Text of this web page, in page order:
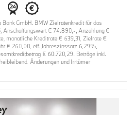
GmbH. BMW Zielratenkredit für das
Anschaffungswert € 74.890,-, Anzahlung €
monatliche Kreditrate € 639,31, Zielrate €
€ 260,00, eff. Jahreszinssatz 6,29%,
€ 60.720,29. Beträge inkl.
Änderungen und Irrtümer